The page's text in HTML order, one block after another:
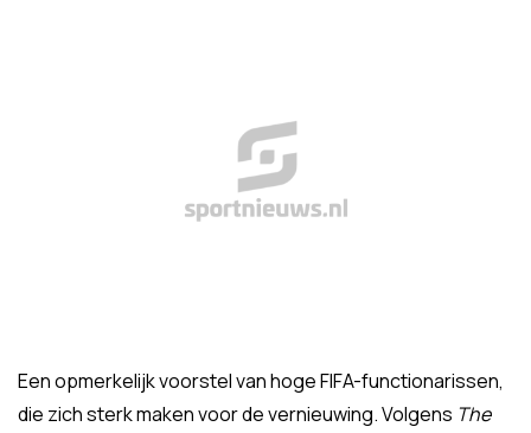
Een opmerkelijk voorstel van hoge FIFA-functionarissen,
die zich sterk maken voor de vernieuwing. Volgens The